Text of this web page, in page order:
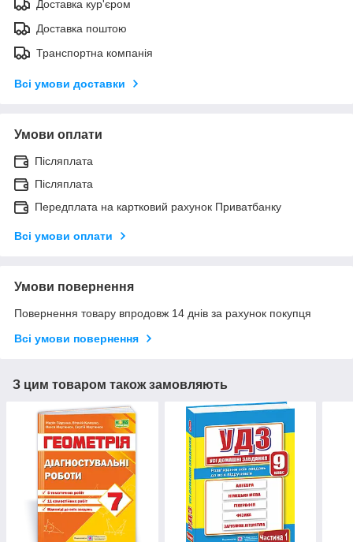
Доставка кур'єром
Доставка поштою
Транспортна компанія
Всі умови доставки
Умови оплати
Післяплата
Післяплата
Передплата на картковий рахунок Приватбанку
Всі умови оплати
Умови повернення
Повернення товару впродовж 14 днів за рахунок покупця
Всі умови повернення
З цим товаром також замовляють